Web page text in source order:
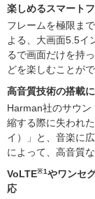
楽しめるスマート
フレームを極限ま
よる、大画面5.5イ
るで画面だけを持
どを楽しむことがで
高音質技術の搭載
Harman社のサウ
縮する際に失われ
イ）」と、音楽に
によって、高音質
VoLTE※1やワンセ
応